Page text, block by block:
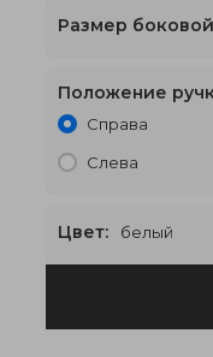
2000 x
Размер
Положение
Справа
Слева
Цвет: белый